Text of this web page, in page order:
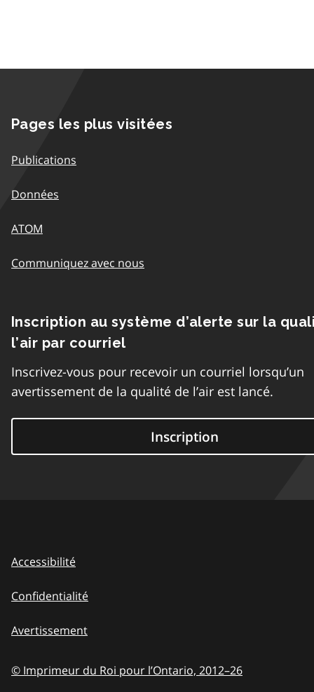
Pages les plus visitées
Publications
Données
ATOM
Communiquez avec nous
Inscription au système d’alerte sur la
l’air par courriel
Inscrivez-vous pour recevoir un courriel lorsqu’un
avertissement de la qualité de l’air est lancé.
Inscription
Accessibilité
Confidentialité
Avertissement
© Imprimeur du Roi pour l’Ontario, 2012–26